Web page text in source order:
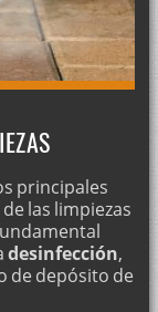
principales
las limpiezas
desinfección,
de depósito de